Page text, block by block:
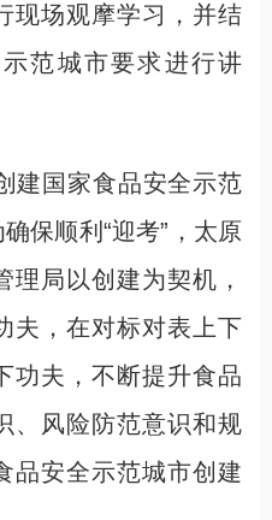
现场观摩学习，并结
范城市要求进行讲
国家食品安全示范
保顺利“迎考”，太原
理局以创建为契机，
夫，在对标对表上下
功夫，不断提升食品
、风险防范意识和规
品安全示范城市创建